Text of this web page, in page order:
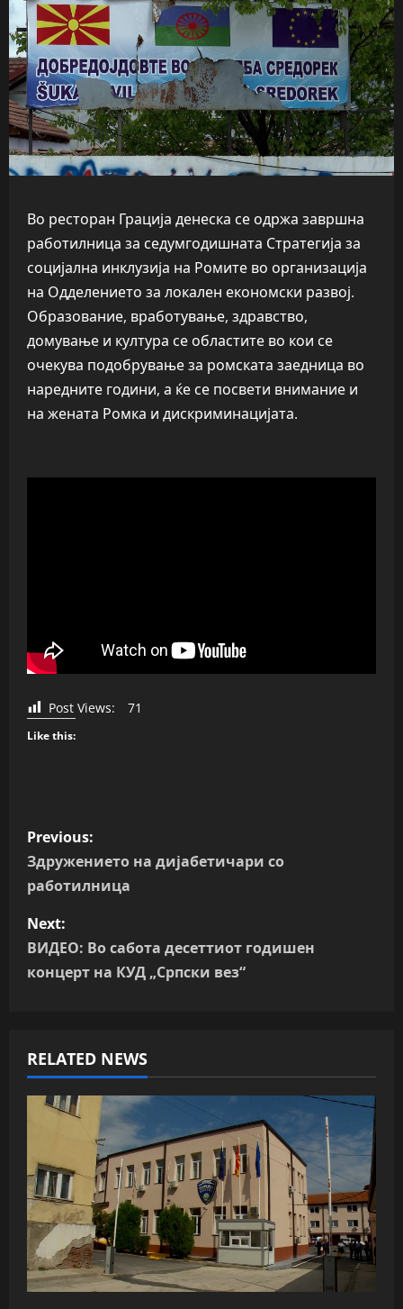
Во ресторан Грација денеска се одржа завршна
работилница за седумгодишната Стратегија за
социјална инклузија на Ромите во организација
на Одделението за локален економски развој.
Образование, вработување, здравство,
домување и култура се областите во кои се
очекува подобрување за ромската заедница во
наредните години, а ќе се посвети внимание и
на жената Ромка и дискриминацијата.
Post Views: 71
Like this:
P
o
s
t
n
v
i
a
t
i
o
Previous:
Здружението на дијабетичари со
работилница
Next:
ВИДЕО: Во сабота десеттиот годишен
концерт на КУД „Српски вез“
RELATED NEWS